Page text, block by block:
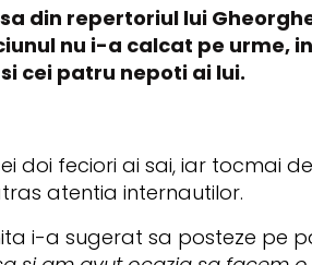
din repertoriul lui
nu i-a calcat pe urme,
cei patru nepoti ai lui.
doi feciori ai sai, iar tocmai
atentia internautilor.
i-a sugerat sa posteze pe